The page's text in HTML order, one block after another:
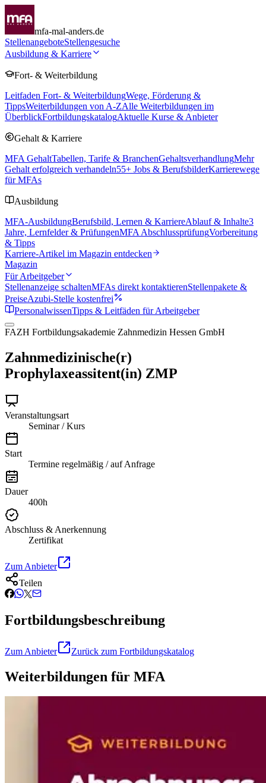
mfa-mal-anders.de
StellenangeboteStellengesuche
Ausbildung & Karriere
Fort- & Weiterbildung
Leitfaden Fort- & WeiterbildungWege, Förderung &
TippsWeiterbildungen von A-ZAlle Weiterbildungen im
ÜberblickFortbildungskatalogAktuelle Kurse & Anbieter
Gehalt & Karriere
MFA GehaltTabellen, Tarife & BranchenGehaltsverhandlungMehr
Gehalt erfolgreich verhandeln55+ Jobs & BerufsbilderKarrierewege
für MFAs
Ausbildung
MFA-AusbildungBerufsbild, Lernen & KarriereAblauf & Inhalte3
Jahre, Lernfelder & PrüfungenMFA AbschlussprüfungVorbereitung
& Tipps
Karriere-Artikel im Magazin entdecken
Magazin
Für Arbeitgeber
Stellenanzeige schaltenMFAs direkt kontaktierenStellenpakete &
PreiseAzubi-Stelle kostenfrei
PersonalwissenTipps & Leitfäden für Arbeitgeber
FAZH Fortbildungsakademie Zahnmedizin Hessen GmbH
Zahnmedizinische(r)
Prophylaxeassitent(in) ZMP
Veranstaltungsart
Seminar / Kurs
Start
Termine regelmäßig / auf Anfrage
Dauer
400h
Abschluss & Anerkennung
Zertifikat
Zum Anbieter
Teilen
Fortbildungsbeschreibung
Zum Anbieter Zurück zum Fortbildungskatalog
Weiterbildungen für MFA